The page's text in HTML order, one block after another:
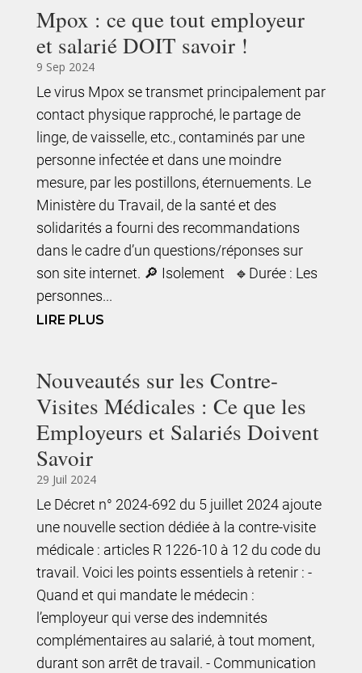
Mpox : ce que tout employeur
et salarié DOIT savoir !
9 Sep 2024
Le virus Mpox se transmet principalement par
contact physique rapproché, le partage de
linge, de vaisselle, etc., contaminés par une
personne infectée et dans une moindre
mesure, par les postillons, éternuements. Le
Ministère du Travail, de la santé et des
solidarités a fourni des recommandations
dans le cadre d’un questions/réponses sur
son site internet. 🔎 Isolement 🔹Durée : Les
personnes...
LIRE PLUS
Nouveautés sur les Contre-
Visites Médicales : Ce que les
Employeurs et Salariés Doivent
Savoir
29 Juil 2024
Le Décret n° 2024-692 du 5 juillet 2024 ajoute
une nouvelle section dédiée à la contre-visite
médicale : articles R 1226-10 à 12 du code du
travail. Voici les points essentiels à retenir : -
Quand et qui mandate le médecin :
l’employeur qui verse des indemnités
complémentaires au salarié, à tout moment,
durant son arrêt de travail. - Communication